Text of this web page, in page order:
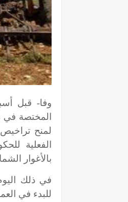
وفا- قبل
المختصة في
لمنح
الفعلية
بالأغوار
في ذلك
للبدء في